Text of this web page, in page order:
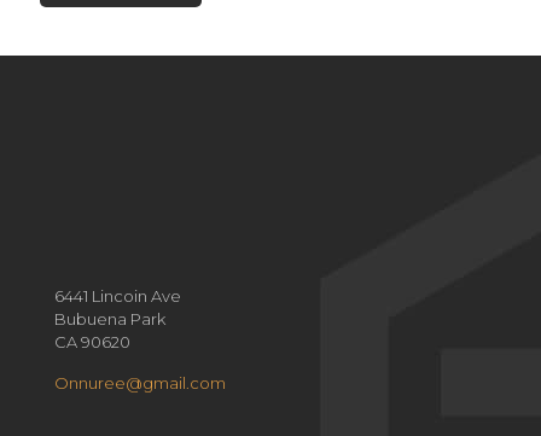
6441 Lincoin Ave
Bubuena Park
CA 90620
Onnuree@gmail.com